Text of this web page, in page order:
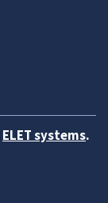
ELET systems.